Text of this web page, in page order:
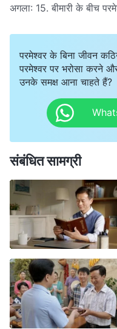
अगला: 15. बीमारी के बीच
परमेश्वर के बिना जीवन
परमेश्वर पर भरोसा करने
उनके समक्ष आना चाहते हैं?
संबंधित सामग्री